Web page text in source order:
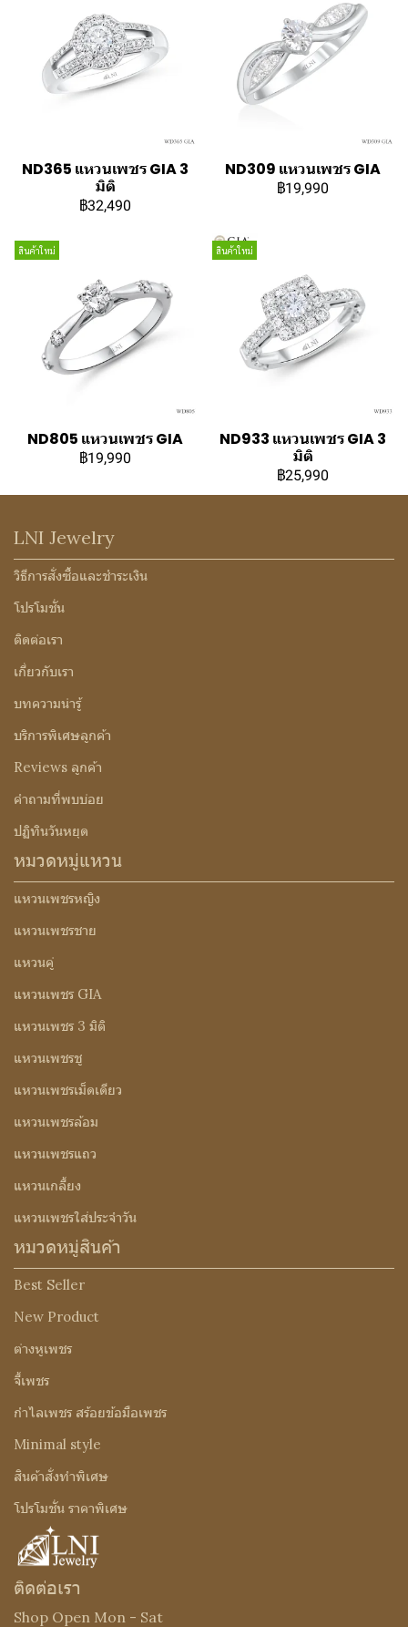
ND365 แหวนเพชร GIA 3
มิติ
฿32,490
ND309 แหวนเพชร GIA
฿19,990
สินค้าใหม่
ND805 แหวนเพชร GIA
฿19,990
สินค้าใหม่
ND933 แหวนเพชร GIA 3
มิติ
฿25,990
LNI Jewelry
วิธีการสั่งซื้อและชำระเงิน
โปรโมชั่น
ติดต่อเรา
เกี่ยวกับเรา
บทความน่ารู้
บริการพิเศษลูกค้า
Reviews ลูกค้า
คำถามที่พบบ่อย
ปฏิทินวันหยุด
หมวดหมู่แหวน
แหวนเพชรหญิง
แหวนเพชรชาย
แหวนคู่
แหวนเพชร GIA
แหวนเพชร 3 มิติ
แหวนเพชรชู
แหวนเพชรเม็ดเดียว
แหวนเพชรล้อม
แหวนเพชรแถว
แหวนเกลี้ยง
แหวนเพชรใส่ประจำวัน
หมวดหมู่สินค้า
Best Seller
New Product
ต่างหูเพชร
จี้เพชร
กำไลเพชร สร้อยข้อมือเพชร
Minimal style
สินค้าสั่งทำพิเศษ
โปรโมชั่น ราคาพิเศษ
ติดต่อเรา
Shop Open Mon - Sat